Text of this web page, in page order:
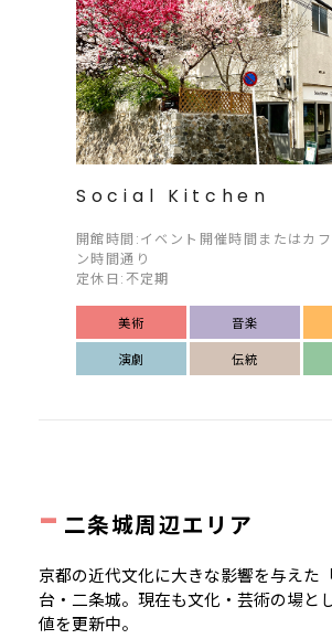
Social Kitchen
開館時間:イベント開催時間またはカ
ン時間通り
定休日:不定期
美術 音楽
演劇 伝統
- 二条城周辺エリア
京都の近代文化に大きな影響を与えた
台・二条城。現在も文化・芸術の場と
値を更新中。